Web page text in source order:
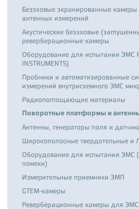
Безэховые экранированные
антенных измерений
Акустические безэховые
реверберационные камеры
Оборудование для испытания ЭМС
INSTRUMENTS)
Пробники и автоматизированные
измерений внутрисхемного ЭМС
Радиопоглощающие материалы
Поворотные платформы и
Антенны, генераторы поля и
Широкополосные твердотельные и
Оборудование для испытания ЭМС
помехи)
Измерительные приемники ЭМП
GTEM-камеры
Реверберационные камеры для ЭМС